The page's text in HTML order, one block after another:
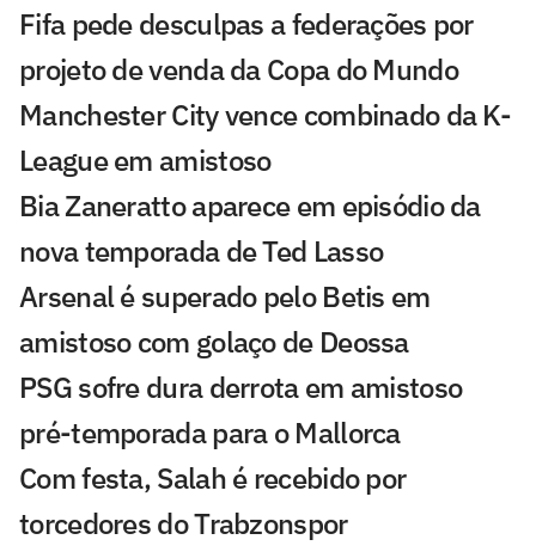
Fifa pede desculpas a federações por
projeto de venda da Copa do Mundo
Manchester City vence combinado da K-
League em amistoso
Bia Zaneratto aparece em episódio da
nova temporada de Ted Lasso
Arsenal é superado pelo Betis em
amistoso com golaço de Deossa
PSG sofre dura derrota em amistoso
pré-temporada para o Mallorca
Com festa, Salah é recebido por
torcedores do Trabzonspor